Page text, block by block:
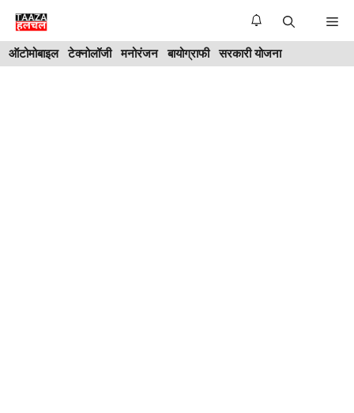
Skip
content
ऑटोमोबाइल टेक्नोलॉजी मनोरंजन बायोग्राफी सरकारी योजना